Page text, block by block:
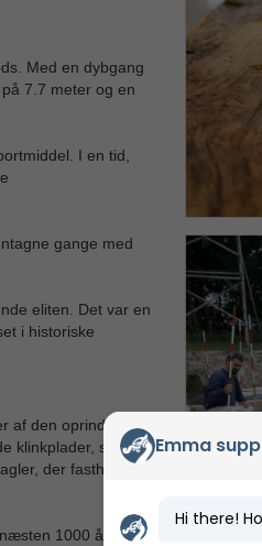
Med en dybgang
7.7 meter og en
I en tid,
gange med
eliten. Det var en
i historiske
af den oprindelig
klinkplader, som en
der fastholdt
1000 år